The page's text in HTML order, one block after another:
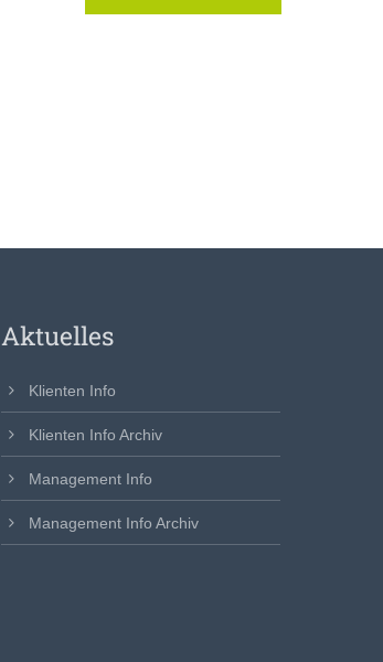
Aktuelles
Klienten Info
Klienten Info Archiv
Management Info
Management Info Archiv